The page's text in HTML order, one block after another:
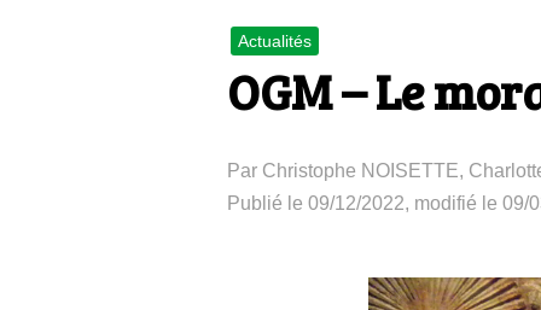
Le
Actualités
OGM – Le
Par Christophe NOISETTE,
Publié le 09/12/2022, modifié le 09/